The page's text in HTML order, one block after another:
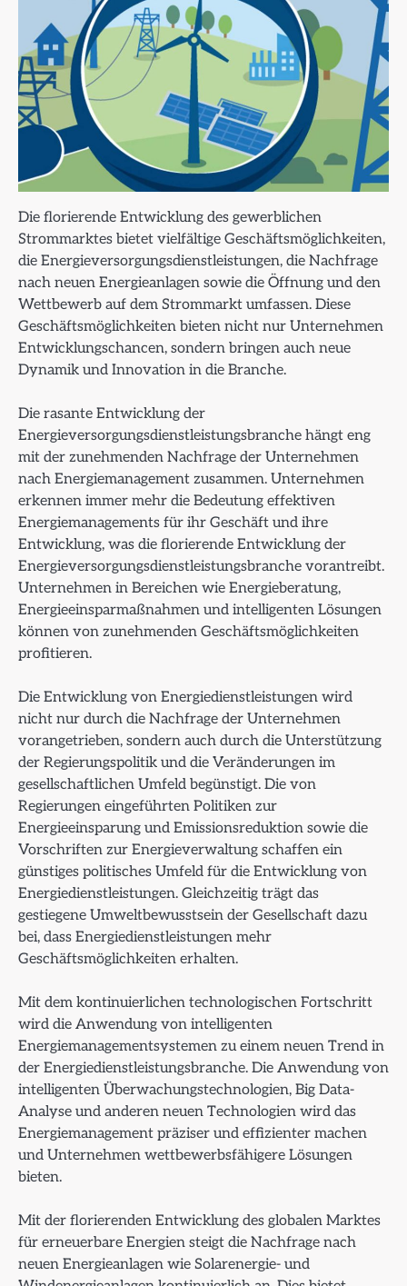
Die florierende Entwicklung des gewerblichen
Strommarktes bietet vielfältige Geschäftsmöglichkeiten,
die Energieversorgungsdienstleistungen, die Nachfrage
nach neuen Energieanlagen sowie die Öffnung und den
Wettbewerb auf dem Strommarkt umfassen. Diese
Geschäftsmöglichkeiten bieten nicht nur Unternehmen
Entwicklungschancen, sondern bringen auch neue
Dynamik und Innovation in die Branche.
Die rasante Entwicklung der
Energieversorgungsdienstleistungsbranche hängt eng
mit der zunehmenden Nachfrage der Unternehmen
nach Energiemanagement zusammen. Unternehmen
erkennen immer mehr die Bedeutung effektiven
Energiemanagements für ihr Geschäft und ihre
Entwicklung, was die florierende Entwicklung der
Energieversorgungsdienstleistungsbranche vorantreibt.
Unternehmen in Bereichen wie Energieberatung,
Energieeinsparmaßnahmen und intelligenten Lösungen
können von zunehmenden Geschäftsmöglichkeiten
profitieren.
Die Entwicklung von Energiedienstleistungen wird
nicht nur durch die Nachfrage der Unternehmen
vorangetrieben, sondern auch durch die Unterstützung
der Regierungspolitik und die Veränderungen im
gesellschaftlichen Umfeld begünstigt. Die von
Regierungen eingeführten Politiken zur
Energieeinsparung und Emissionsreduktion sowie die
Vorschriften zur Energieverwaltung schaffen ein
günstiges politisches Umfeld für die Entwicklung von
Energiedienstleistungen. Gleichzeitig trägt das
gestiegene Umweltbewusstsein der Gesellschaft dazu
bei, dass Energiedienstleistungen mehr
Geschäftsmöglichkeiten erhalten.
Mit dem kontinuierlichen technologischen Fortschritt
wird die Anwendung von intelligenten
Energiemanagementsystemen zu einem neuen Trend in
der Energiedienstleistungsbranche. Die Anwendung von
intelligenten Überwachungstechnologien, Big Data-
Analyse und anderen neuen Technologien wird das
Energiemanagement präziser und effizienter machen
und Unternehmen wettbewerbsfähigere Lösungen
bieten.
Mit der florierenden Entwicklung des globalen Marktes
für erneuerbare Energien steigt die Nachfrage nach
neuen Energieanlagen wie Solarenergie- und